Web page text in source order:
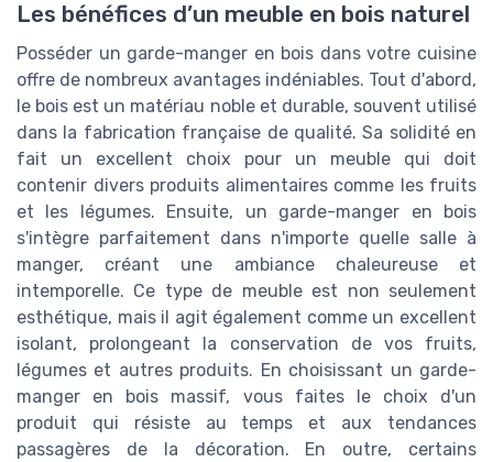
Les bénéfices d’un meuble en bois naturel
Posséder un garde-manger en bois dans votre cuisine
offre de nombreux avantages indéniables. Tout d'abord,
le bois est un matériau noble et durable, souvent utilisé
dans la fabrication française de qualité. Sa solidité en
fait un excellent choix pour un meuble qui doit
contenir divers produits alimentaires comme les fruits
et les légumes. Ensuite, un garde-manger en bois
s'intègre parfaitement dans n'importe quelle salle à
manger, créant une ambiance chaleureuse et
intemporelle. Ce type de meuble est non seulement
esthétique, mais il agit également comme un excellent
isolant, prolongeant la conservation de vos fruits,
légumes et autres produits. En choisissant un garde-
manger en bois massif, vous faites le choix d'un
produit qui résiste au temps et aux tendances
passagères de la décoration. En outre, certains